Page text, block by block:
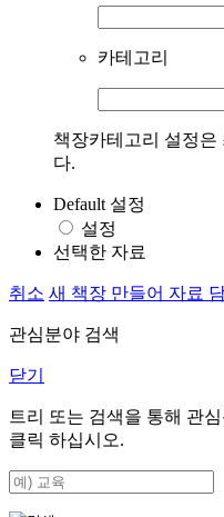
카테고리
책장카테고리 설정은
다.
Default 설정
설정
선택한 자료
취소 새 책장 만들어 자료 담
관심분야 검색
닫기
트리 또는 검색을 통해 관
클릭 하십시오.